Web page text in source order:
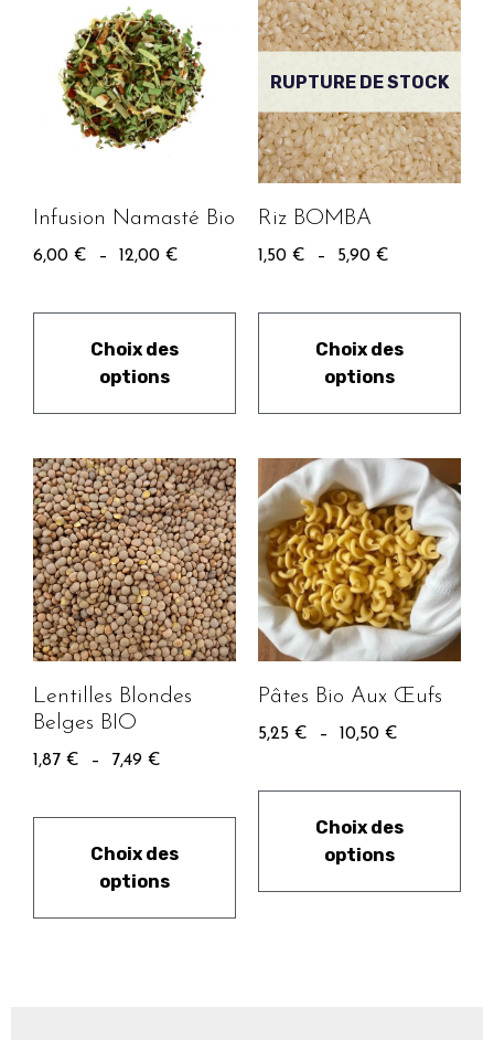
Infusion Namasté Bio
6,00 € – 12,00 €
Choix des
options
RUPTURE DE STOCK
Riz BOMBA
1,50 € – 5,90 €
Choix des
options
Lentilles Blondes
Belges BIO
1,87 € – 7,49 €
Choix des
options
Pâtes Bio Aux Œufs
5,25 € – 10,50 €
Choix des
options